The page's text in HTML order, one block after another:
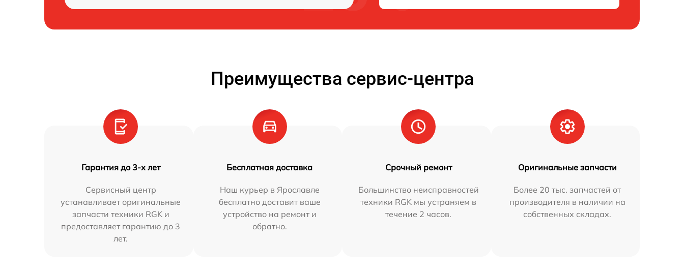
Преимущества сервис-центра
Гарантия до 3-х лет
Сервисный центр
устанавливает оригинальные
запчасти техники RGK и
предоставляет гарантию до 3
лет.
Бесплатная доставка
Наш курьер в Ярославле
бесплатно доставит ваше
устройство на ремонт и
обратно.
Срочный ремонт
Большинство неисправностей
техники RGK мы устраняем в
течение 2 часов.
Оригинальные запчасти
Более 20 тыс. запчастей от
производителя в наличии на
собственных складах.